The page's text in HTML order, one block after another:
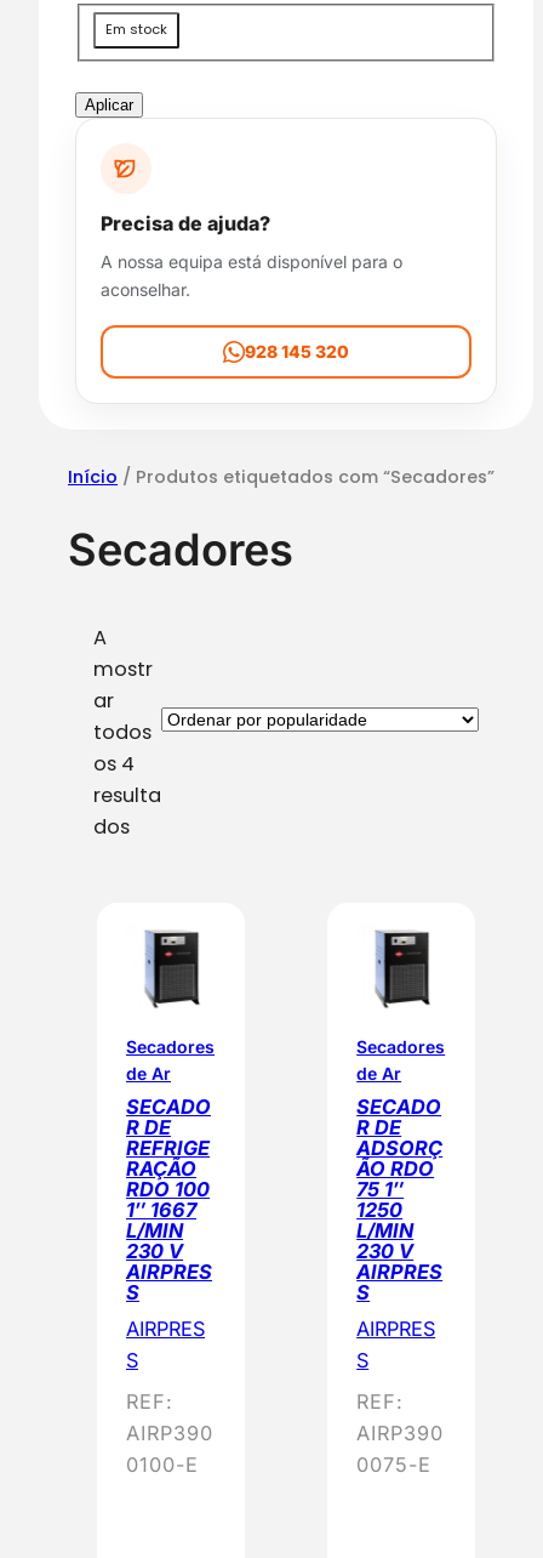
i
p
b
a
d
e
Em stock
Aplicar
Precisa de ajuda?
A nossa equipa está disponível para o
aconselhar.
928 145 320
Início / Produtos etiquetados com “Secadores”
Secadores
A
mostr
ar
todos
os 4
resulta
dosO
o
p
o
r
p
o
p
u
l
a
r
i
d
a
Secadores
de Ar
SECADO
R DE
REFRIGE
RAÇÃO
RDO 100
1″ 1667
L/MIN
230 V
AIRPRES
S
AIRPRES
S
REF:
AIRP390
0100-E
Secadores
de Ar
SECADO
R DE
ADSORÇ
ÃO RDO
75 1″
1250
L/MIN
230 V
AIRPRES
S
AIRPRES
S
REF:
AIRP390
0075-E